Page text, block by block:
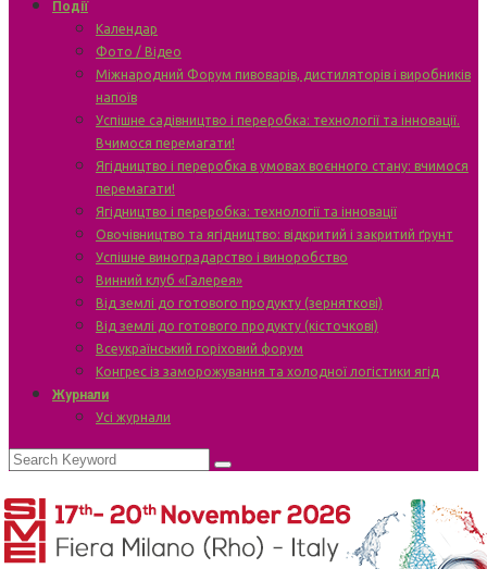
Події
Календар
Фото / Відео
Міжнародний Форум пивоварів, дистиляторів і виробників
напоїв
Успішне садівництво і переробка: технології та інновації.
Вчимося перемагати!
Ягідництво і переробка в умовах воєнного стану: вчимося
перемагати!
Ягідництво і переробка: технології та інновації
Овочівництво та ягідництво: відкритий і закритий ґрунт
Успішне виноградарство і виноробство
Винний клуб «Галерея»
Від землі до готового продукту (зерняткові)
Від землі до готового продукту (кісточкові)
Всеукраїнський горіховий форум
Конгрес із заморожування та холодної логістики ягід
Журнали
Усі журнали